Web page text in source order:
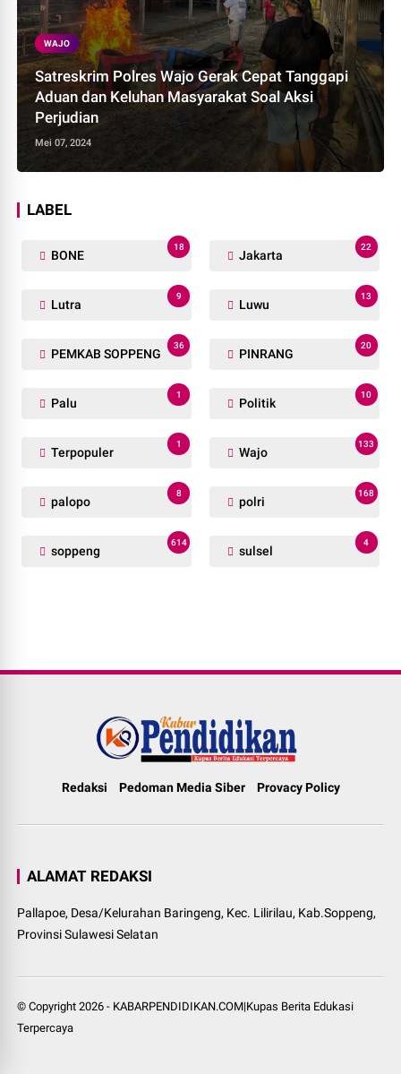
WAJO
Satreskrim Polres Wajo Gerak Cepat Tanggapi
Aduan dan Keluhan Masyarakat Soal Aksi
Perjudian
Mei 07, 2024
LABEL
BONE
18
Jakarta
22
Lutra
9
Luwu
13
PEMKAB SOPPENG
36
PINRANG
20
Palu
1
Politik
10
Terpopuler
1
Wajo
133
palopo
8
polri
168
soppeng
614
sulsel
4
Redaksi Pedoman Media Siber Provacy Policy
ALAMAT REDAKSI
Pallapoe, Desa/Kelurahan Baringeng, Kec. Lilirilau, Kab.Soppeng,
Provinsi Sulawesi Selatan
© Copyright2026 - KABARPENDIDIKAN.COM|Kupas Berita Edukasi
Terpercaya